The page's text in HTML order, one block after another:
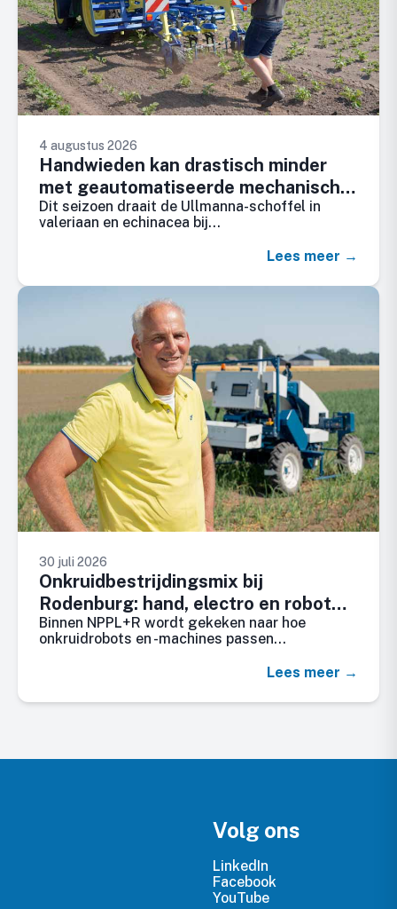
4 augustus 2026
Handwieden kan drastisch minder
met geautomatiseerde mechanische
onkruidbestrijding
Dit seizoen draait de Ullmanna-schoffel in
valeriaan en echinacea bij…
Lees meer →
30 juli 2026
Onkruidbestrijdingsmix bij
Rodenburg: hand, electro en robot
wieden
Binnen NPPL+R wordt gekeken naar hoe
onkruidrobots en -machines passen…
Lees meer →
Volg ons
LinkedIn
Facebook
YouTube